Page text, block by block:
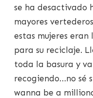
se ha desactivado
mayores
estas mujeres
para su reciclaje.
toda la basura y
recogiendo…no sé
wanna be a